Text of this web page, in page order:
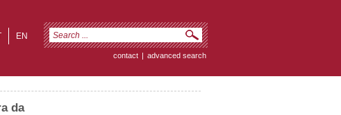
EN
contact | advanced search
da